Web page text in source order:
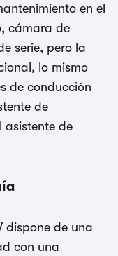
en el
cámara de
serie, pero la
lo mismo
de conducción
de
asistente de
dispone de una
con una